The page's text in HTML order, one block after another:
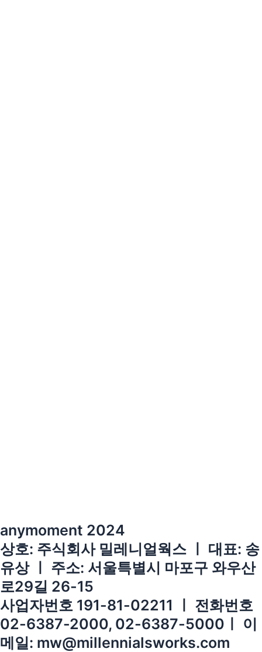
anymoment 2024
상호: 주식회사 밀레니얼웍스 ㅣ 대표: 송
유상 ㅣ 주소: 서울특별시 마포구 와우산
로29길 26-15
사업자번호 191-81-02211 ㅣ 전화번호
02-6387-2000, 02-6387-5000ㅣ 이
메일: mw@millennialsworks.com